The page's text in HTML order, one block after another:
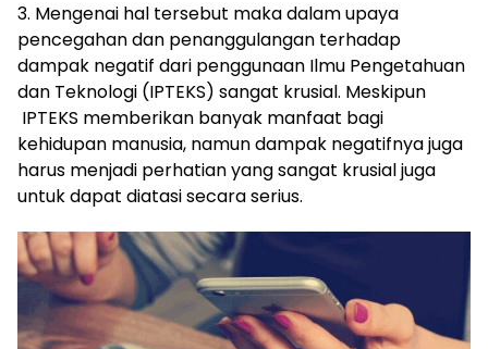
3. Mengenai hal tersebut maka dalam upaya
pencegahan dan penanggulangan terhadap
dampak negatif dari penggunaan Ilmu Pengetahuan
dan Teknologi (IPTEKS) sangat krusial. Meskipun
IPTEKS memberikan banyak manfaat bagi
kehidupan manusia, namun dampak negatifnya juga
harus menjadi perhatian yang sangat krusial juga
untuk dapat diatasi secara serius.